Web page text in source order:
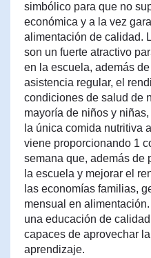
simbólico para que no
económica y a la vez
alimentación de calidad.
son un fuerte atractivo
en la escuela, además
asistencia regular, el
condiciones de salud de
mayoría de niños y
la única comida nutritiva
viene proporcionando 1
semana que, además de
la escuela y mejorar el
las economías familias,
mensual en
una educación de
capaces de aprovechar
aprendizaje.